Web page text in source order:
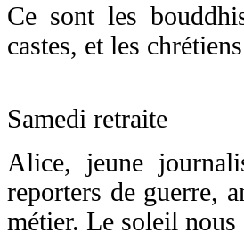
Ce sont les
castes, et les
Samedi retraite
Alice, jeune
reporters de guerre,
métier. Le soleil nous